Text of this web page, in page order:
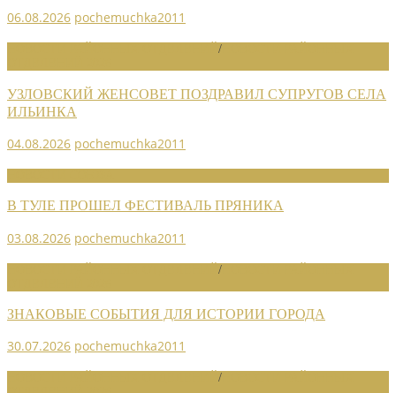
06.08.2026 pochemuchka2011
/
УЗЛОВСКИЙ ЖЕНСОВЕТ ПОЗДРАВИЛ СУПРУГОВ СЕЛА
ИЛЬИНКА
04.08.2026 pochemuchka2011
В ТУЛЕ ПРОШЕЛ ФЕСТИВАЛЬ ПРЯНИКА
03.08.2026 pochemuchka2011
/
ЗНАКОВЫЕ СОБЫТИЯ ДЛЯ ИСТОРИИ ГОРОДА
30.07.2026 pochemuchka2011
/